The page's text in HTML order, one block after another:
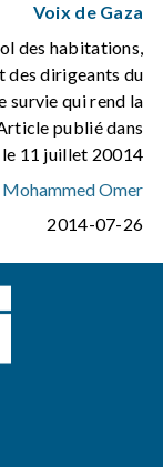
Voix de Gaza
des habitations,
des dirigeants du
survie qui rend la
publié dans
11 juillet 20014.
Mohammed Omer
2014-07-26